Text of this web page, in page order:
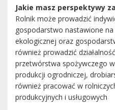
Jakie masz perspektywy
Rolnik może prowadzić
gospodarstwo nastawione
ekologicznej oraz
również prowadzić
przetwórstwa spożywczego
produkcji ogrodniczej,
również pracować w
produkcyjnych i usługowych